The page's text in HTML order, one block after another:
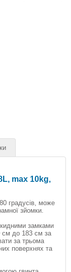
max 10kg,
градусів, може
зйомки.
замками
см до 183 см за
за трьома
поверхнях та